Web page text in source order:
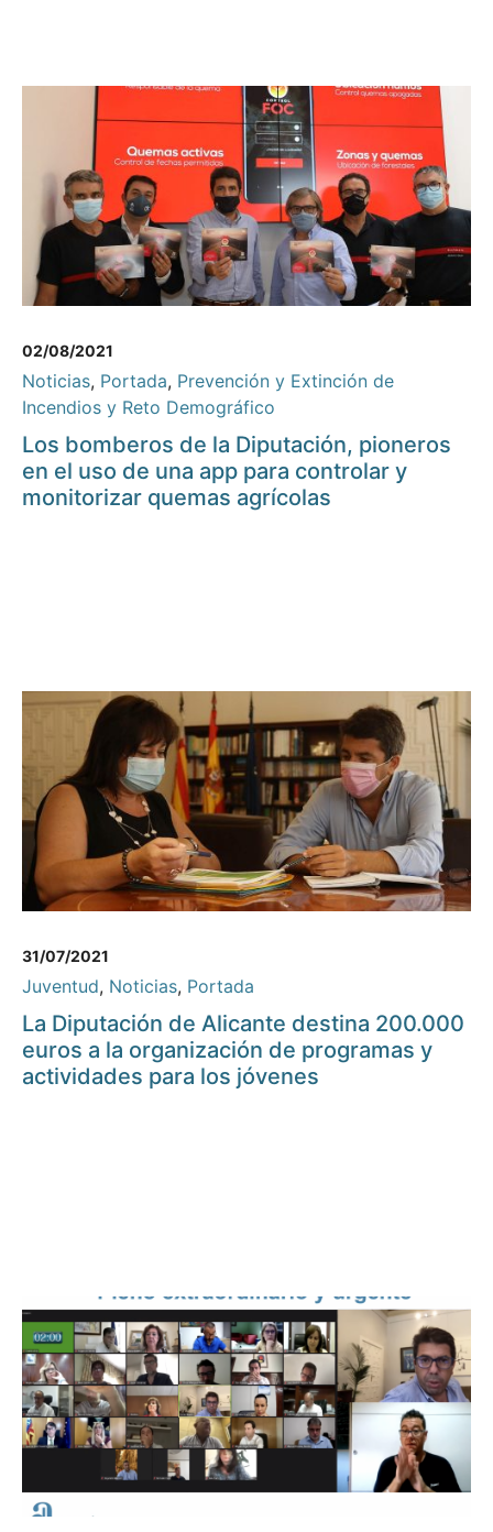
02/08/2021
Noticias, Portada, Prevención y Extinción de
Incendios y Reto Demográfico
Los bomberos de la Diputación, pioneros
en el uso de una app para controlar y
monitorizar quemas agrícolas
31/07/2021
Juventud, Noticias, Portada
La Diputación de Alicante destina 200.000
euros a la organización de programas y
actividades para los jóvenes